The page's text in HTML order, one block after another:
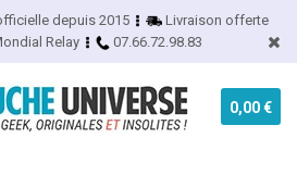
depuis 2015
Livraison offerte
Relay
07.66.72.98.83
0,00 €